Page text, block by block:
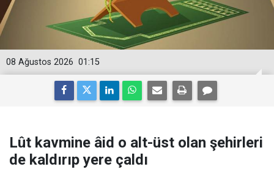
01:15
08 Ağustos 2026
Lût kavmine âid o alt-üst olan şehirleri
de kaldırıp yere çaldı